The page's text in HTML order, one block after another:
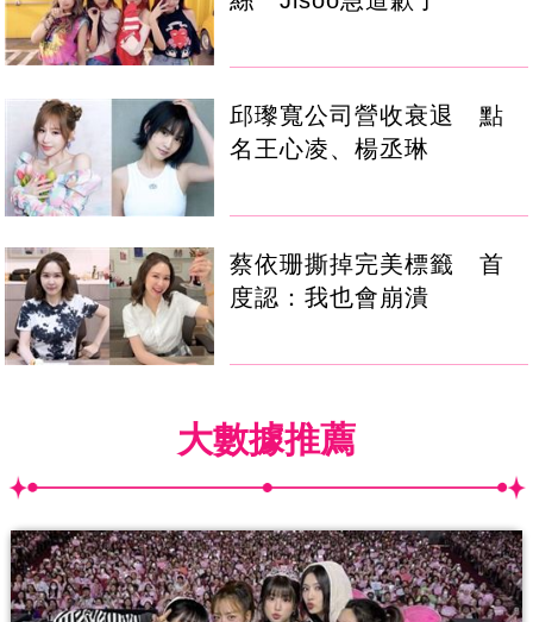
邱瓈寬公司營收衰退 點
名王心凌、楊丞琳
蔡依珊撕掉完美標籤 首
度認：我也會崩潰
大數據推薦